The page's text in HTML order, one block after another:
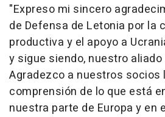
"Expreso mi sincero
de Defensa de Letonia por la
productiva y el apoyo a
y sigue siendo, nuestro
Agradezco a nuestros socios
comprensión de lo que está
nuestra parte de Europa y en